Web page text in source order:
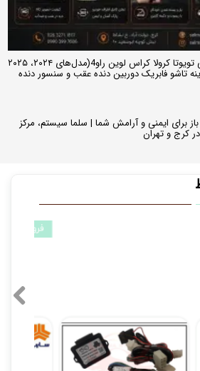
راهنمای جامع آپشن‌های تخصصی تویوتا کرولا کراس لوین راو4(مدل‌های ۲۰۲۴، ۲۰۲۵
۳۶۰ درجه تا آینه تاشو فابریک دوربین دنده عقب و سنسور دنده
باز برای ایمنی و آرامش شما | سلما سیستم، مرکز
کرج و تهران
دکمه صندوق پران ساینا و کوییک فابریکی مدل S100
۱,۲۹۰,۰۰۰ تومان